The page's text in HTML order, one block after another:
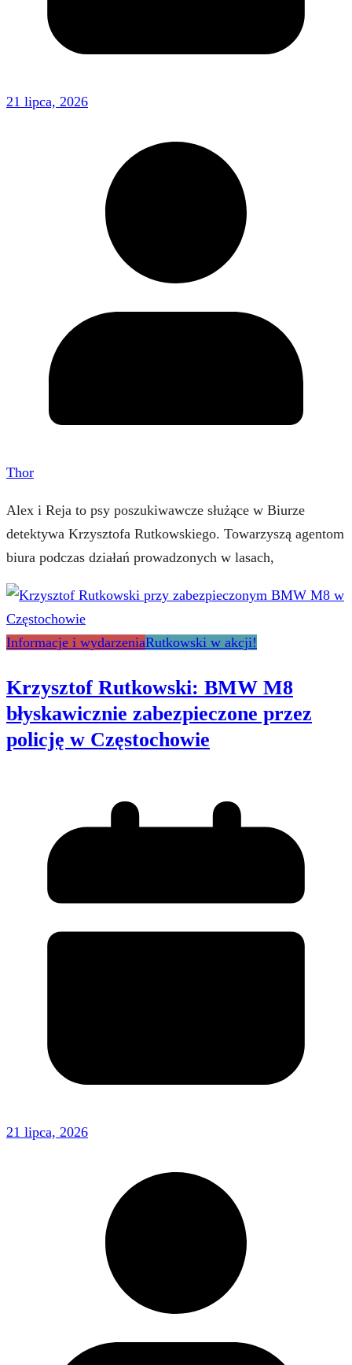
21 lipca, 2026
Thor
Alex i Reja to psy poszukiwawcze służące w Biurze
detektywa Krzysztofa Rutkowskiego. Towarzyszą agentom
biura podczas działań prowadzonych w lasach,
Informacje i wydarzeniaRutkowski w akcji!
Krzysztof Rutkowski: BMW M8
błyskawicznie zabezpieczone przez
policję w Częstochowie
21 lipca, 2026